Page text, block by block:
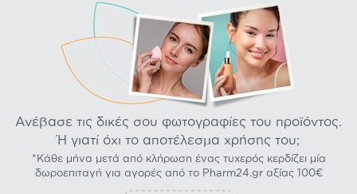
Ανέβασε τις δικές σου φωτογραφίες του προϊόντος.
Ή γιατί όχι το αποτέλεσμα χρήσης του;
*Κάθε μήνα μετά από κλήρωση ένας τυχερός κερδίζει μία
δωροεπιταγή για αγορές από το Pharm24.gr αξίας 100€